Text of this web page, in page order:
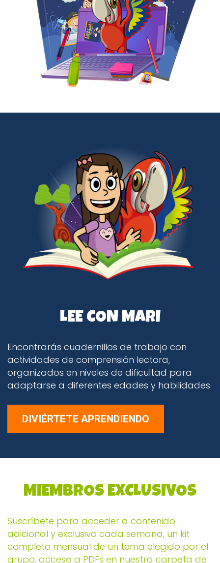
LEE CON MARI
Encontrarás cuadernillos de trabajo con
actividades de comprensión lectora,
organizados en niveles de dificultad para
adaptarse a diferentes edades y habilidades.
DIVIÉRTETE APRENDIENDO
MIEMBROS EXCLUSIVOS
Suscríbete para acceder a contenido
adicional y exclusivo cada semana, un kit
completo mensual de un tema elegido por el
grupo, acceso a PDFs en nuestra carpeta de